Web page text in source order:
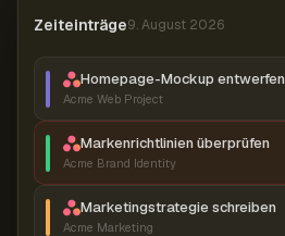
Zeiteinträge9. August 2026
Homepage-Mockup entwerfen
Acme Web Project
Markenrichtlinien überprüfen
Acme Brand Identity
Marketingstrategie schreiben
Acme Marketing